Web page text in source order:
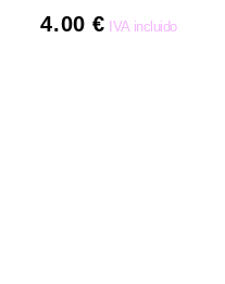
4.00€ IVA incluido